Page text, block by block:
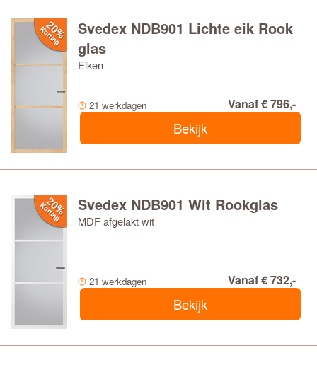
Svedex NDB901 Lichte eik Rook
glas
Eiken
21 werkdagen Vanaf € 796,-
Bekijk
Svedex NDB901 Wit Rookglas
MDF afgelakt wit
21 werkdagen Vanaf € 732,-
Bekijk